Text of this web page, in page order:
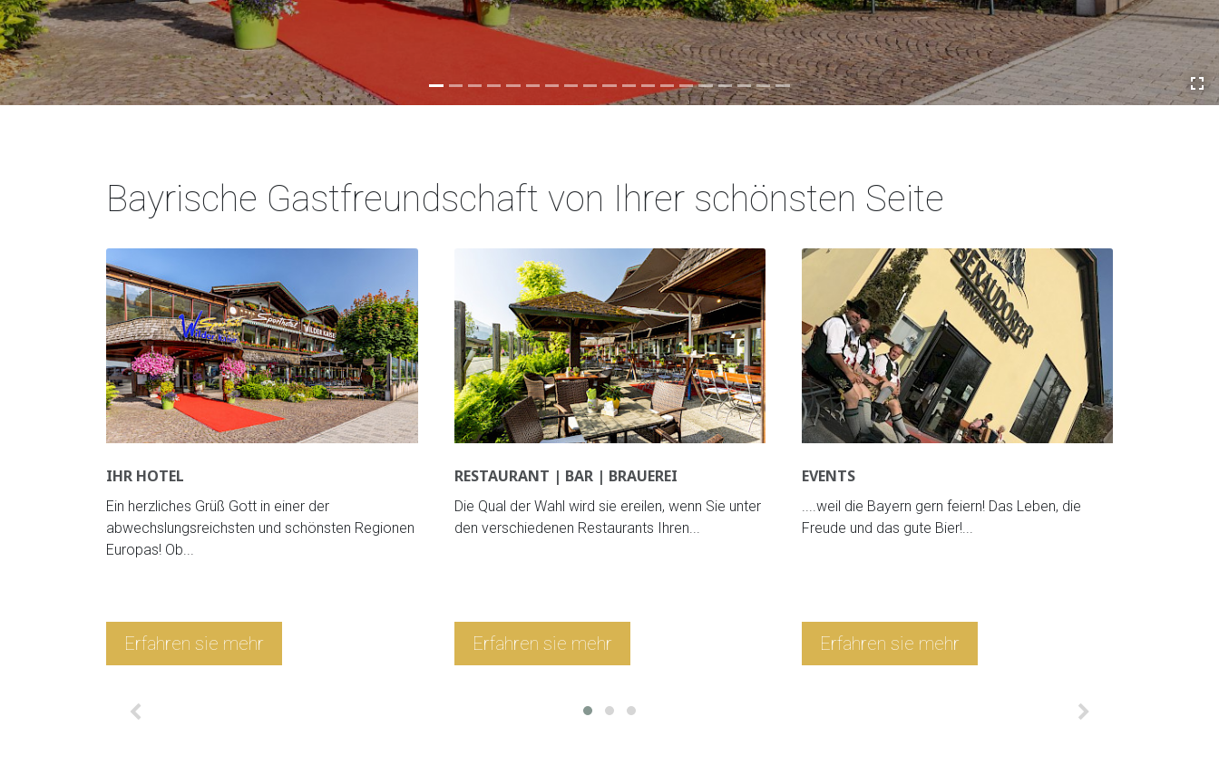
Bayrische Gastfreundschaft von Ihrer schönsten Seite
IHR HOTEL
Ein herzliches Grüß Gott in einer der
abwechslungsreichsten und schönsten Regionen
Europas! Ob...
Erfahren sie mehr
RESTAURANT | BAR | BRAUEREI
Die Qual der Wahl wird sie ereilen, wenn Sie unter
den verschiedenen Restaurants Ihren...
Erfahren sie mehr
EVENTS
....weil die Bayern gern feiern! Das Leben, die
Freude und das gute Bier!...
Erfahren sie mehr